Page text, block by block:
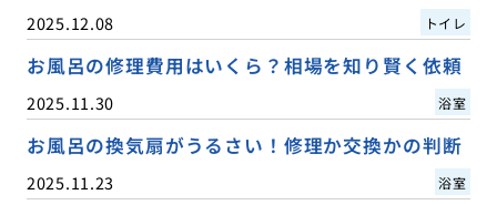
2025.12.08 トイレ
お風呂の修理費用はいくら？相場を知り賢く依頼
2025.11.30 浴室
お風呂の換気扇がうるさい！修理か交換かの判断
2025.11.23 浴室